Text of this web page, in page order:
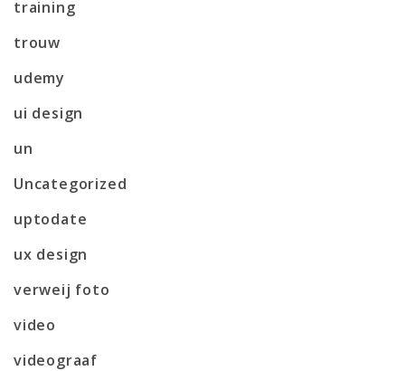
training
trouw
udemy
ui design
un
Uncategorized
uptodate
ux design
verweij foto
video
videograaf